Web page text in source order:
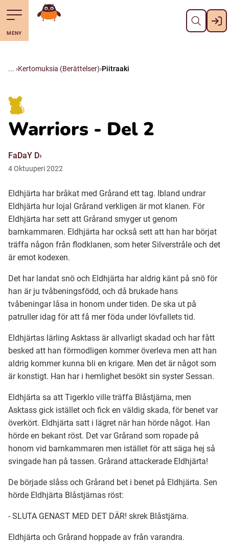
Till navigering av sidans innehåll
Till övergripande innehåll för webbplatsen Pane kiini
Suomi (Finska)
Julevsámegiella (Lulesamiska)
Åarjelsaemiengïele (Sydsamiska)
Davvisámegiella (Nordsamiska)
Bidumsámegiella (Pitesamiska)
Ubmejesámiengiälla (Umesamiska)
Kaale (Romska)
Arli (Romska)
Resanderomani (Romska)
Kelderash (Romska)
Lovari (Romska)
MENY
Mene starttisivule
Kertomuksia (Berättelser) Piitraaki
Warriors - Del 2
FaDaY D
4Oktuuperi2022
Eldhjärta har bråkat med Grårand ett tag. Ibland undrar
Eldhjärta hur lojal Grårand verkligen är mot klanen. För
Eldhjärta har sett att Grårand smyger ut genom
barnkammaren. Eldhjärta har också sett att han har börjat
träffa någon från flodklanen, som heter Silverstråle och det
är emot kodexen.
Det har landat snö och Eldhjärta har aldrig känt på snö för
han är ju tvåbeningsfödd, och då brukade hans
tvåbeningar låsa in honom under tiden. De ska ut på
patruller idag för att få mer föda under lövfallets tid.
Eldhjärtas lärling Asktass är allvarligt skadad och har fått
besked att han förmodligen kommer överleva men att han
aldrig kommer kunna bli en krigare. Men det är något som
är konstigt. Han har i hemlighet besökt sin syster Sessan.
Eldhjärta sa att Tigerklo ville träffa Blåstjärna, men
Asktass gick istället och fick en väldig skada, för benet var
överkört. Eldhjärta satt i lägret när han hörde något. Han
hörde en bekant röst. Det var Grårand som ropade på
honom vid barnkammaren men istället för att säga hej så
svingade han på tassen. Grårand attackerade Eldhjärta!
De började slåss och Grårand bet i benet på Eldhjärta. Sen
hörde Eldhjärta Blåstjärnas röst:
- SLUTA GENAST MED DET DÄR! skrek Blåstjärna.
Eldhjärta och Grårand hoppade av från varandra.